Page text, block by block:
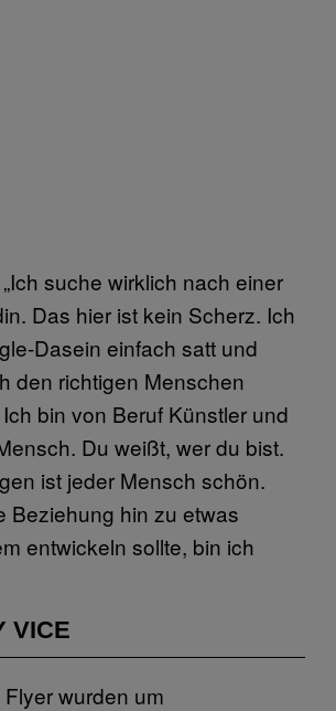
suche wirklich nach einer
Das hier ist kein Scherz. Ich
Dasein einfach satt und
den richtigen Menschen
bin von Beruf Künstler und
Du weißt, wer du bist.
ist jeder Mensch schön.
Beziehung hin zu etwas
entwickeln sollte, bin ich
VICE
wurden um